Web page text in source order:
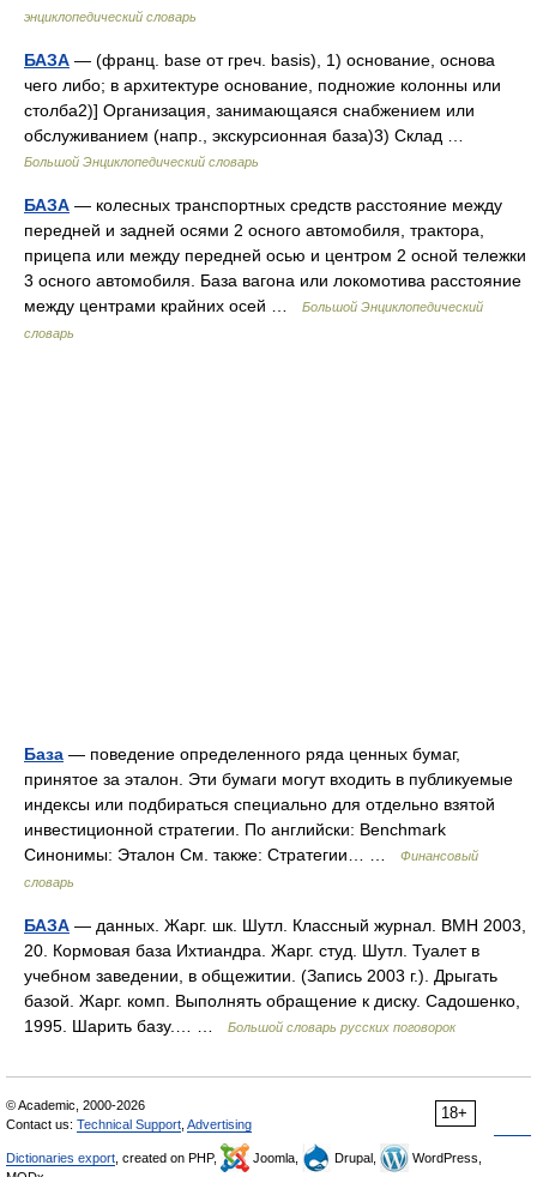
энциклопедический словарь
БАЗА — (франц. base от греч. basis), 1) основание, основа
чего либо; в архитектуре основание, подножие колонны или
столба2)] Организация, занимающаяся снабжением или
обслуживанием (напр., экскурсионная база)3) Склад …
Большой Энциклопедический словарь
БАЗА — колесных транспортных средств расстояние между
передней и задней осями 2 осного автомобиля, трактора,
прицепа или между передней осью и центром 2 осной тележки
3 осного автомобиля. База вагона или локомотива расстояние
между центрами крайних осей …
Большой Энциклопедический
словарь
База — поведение определенного ряда ценных бумаг,
принятое за эталон. Эти бумаги могут входить в публикуемые
индексы или подбираться специально для отдельно взятой
инвестиционной стратегии. По английски: Benchmark
Синонимы: Эталон См. также: Стратегии… …
Финансовый
словарь
БАЗА — данных. Жарг. шк. Шутл. Классный журнал. ВМН 2003,
20. Кормовая база Ихтиандра. Жарг. студ. Шутл. Туалет в
учебном заведении, в общежитии. (Запись 2003 г.). Дрыгать
базой. Жарг. комп. Выполнять обращение к диску. Садошенко,
1995. Шарить базу.… …
Большой словарь русских поговорок
18+
© Academic, 2000-2026
Contact us: Technical Support Advertising
Dictionaries export , created on PHP, Joomla, Drupal,
WordPress,